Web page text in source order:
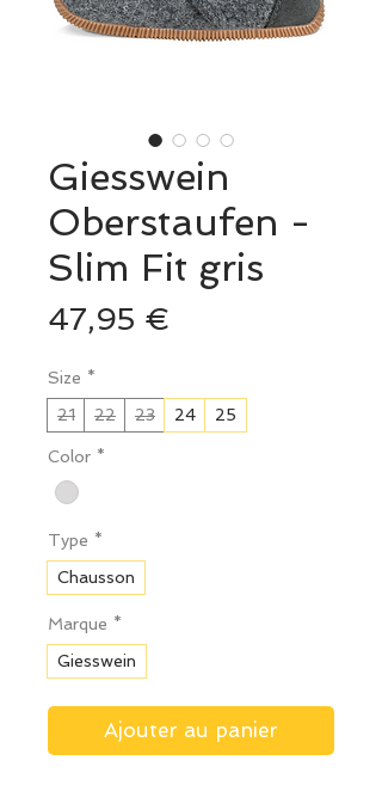
Giesswein
Oberstaufen -
Slim Fit gris
47,95 €
Size *
21
22 23 24 25
Color *
Type *
Chausson
Marque *
Giesswein
Ajouter au panier